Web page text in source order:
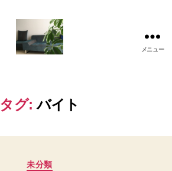
美
(お
も
あ
メニュー
タグ: バイト
カ
未分類